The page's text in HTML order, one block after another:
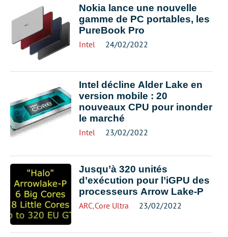
Nokia lance une nouvelle
gamme de PC portables, les
PureBook Pro
Intel 24/02/2022
Intel décline Alder Lake en
version mobile : 20
nouveaux CPU pour inonder
le marché
Intel 23/02/2022
Jusqu’à 320 unités
d’exécution pour l’iGPU des
processeurs Arrow Lake-P
ARC,Core Ultra 23/02/2022